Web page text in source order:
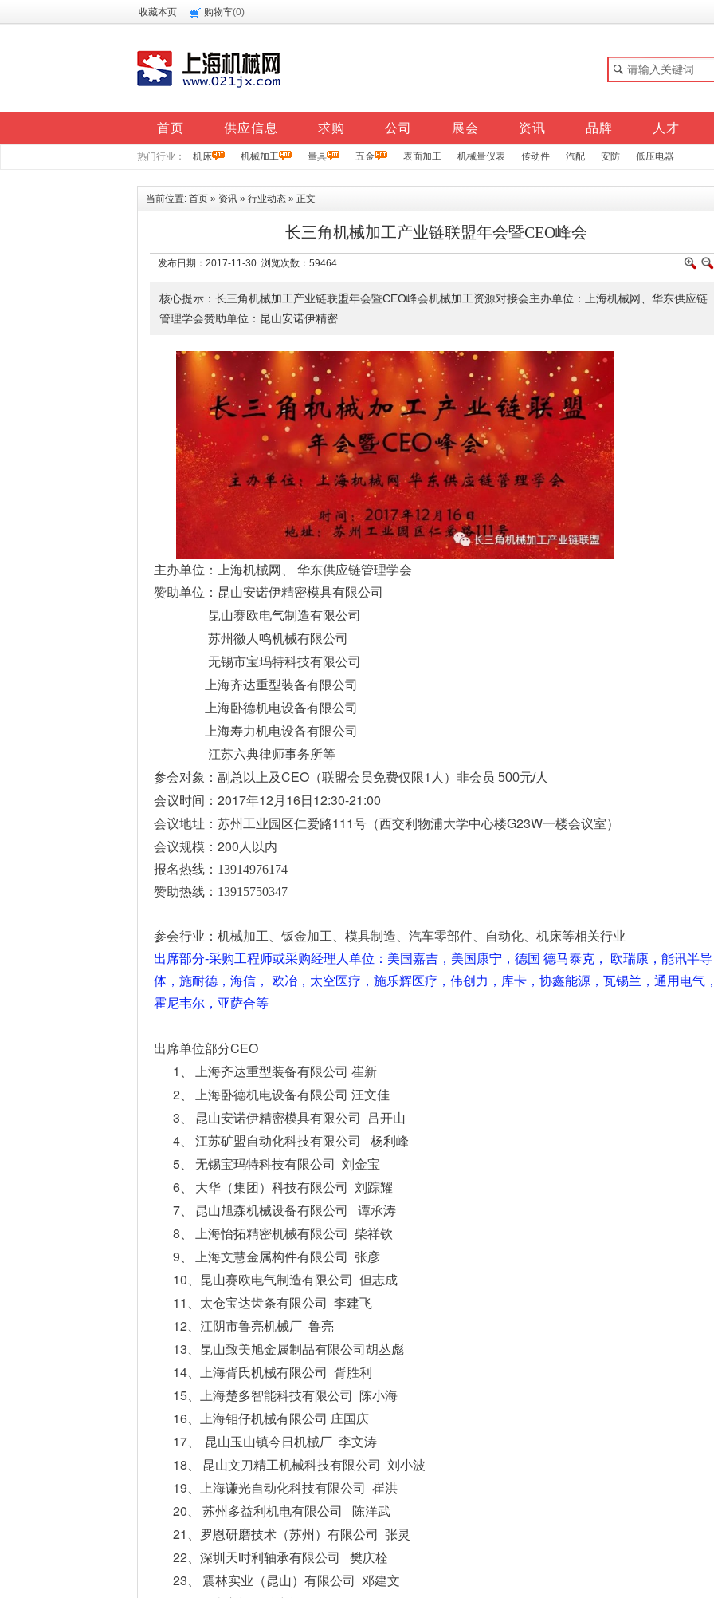
收藏本页 购物车(0)
首页 供应信息 求购 公司 展会 资讯 品牌 人才
热门行业： 机床 机械加工 量具 五金 表面加工 机械量仪表 传动件 汽配 安防 低压电器
当前位置: 首页 » 资讯 » 行业动态 » 正文
长三角机械加工产业链联盟年会暨CEO峰会
发布日期：2017-11-30 浏览次数： 59464
核心提示：长三角机械加工产业链联盟年会暨CEO峰会机械加工资源对接会主办单位：上海机械网、华东供应链
管理学会赞助单位：昆山安诺伊精密
主办单位：上海机械网、
华东供应链管理学会
赞助单位：昆山安诺伊精密模具有限公司
昆山赛欧电气制造有限公司
苏州徽人鸣机械有限公司
无锡市宝玛特科技有限公司
上海齐达重型装备有限公司
上海卧德机电设备有限公司
上海寿力机电设备有限公司
江苏六典律师事务所等
参会对象：副总以上及CEO （联盟会员免费仅限1 人） 非会员 500元/人
会议时间： 2017年12 月 16日 12:30-21:00
会议地址：苏州工业园区仁爱路111号（西交利物浦大学中心楼G23W一楼会议室）
会议规模： 200 人以内
报名热线：13914976174
赞助热线：13915750347
参会行业：机械加工、钣金加工、模具制造、汽车零部件、自动化、机床等相关行业
出席部分-采购工程师或采购经理人单位：美国嘉吉，美国康宁，德国 德马泰克，
欧瑞康，能讯半导
体，施耐德，海信，
欧冶，太空医疗，施乐辉医疗，伟创力，库卡，协鑫能源，瓦锡兰，通用电气
霍尼韦尔，亚萨合等
出席单位部分CEO
1、
上海齐达重型装备有限公司 崔新
2、 上海卧德机电设备有限公司 汪文佳
3、 昆山安诺伊精密模具有限公司 吕开山
4、 江苏矿盟自动化科技有限公司 杨利峰
5、 无锡宝玛特科技有限公司 刘金宝
6、 大华（集团）科技有限公司 刘踪耀
7、 昆山旭森机械设备有限公司 谭承涛
8、 上海怡拓精密机械有限公司 柴祥钦
9、 上海文慧金属构件有限公司 张彦
10、 昆山赛欧电气制造有限公司 但志成
11、 太仓宝达齿条有限公司 李建飞
12、 江阴市鲁亮机械厂 鲁亮
13、 昆山致美旭金属制品有限公司胡丛彪
14、 上海胥氏机械有限公司 胥胜利
15、 上海楚多智能科技有限公司 陈小海
16、 上海钼仔机械有限公司 庄国庆
17、 昆山玉山镇今日机械厂 李文涛
18、 昆山文刀精工机械科技有限公司 刘小波
19、 上海谦光自动化科技有限公司 崔洪
20、 苏州多益利机电有限公司 陈洋武
21、 罗恩研磨技术（苏州）有限公司 张灵
22、 深圳天时利轴承有限公司 樊庆栓
23、 震林实业（昆山）有限公司 邓建文